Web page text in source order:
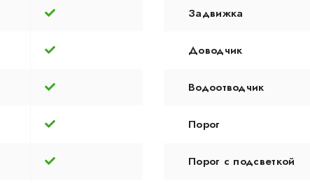
Задвижка
Доводчик
Водоотводчик
Порог
Порог с подсветкой